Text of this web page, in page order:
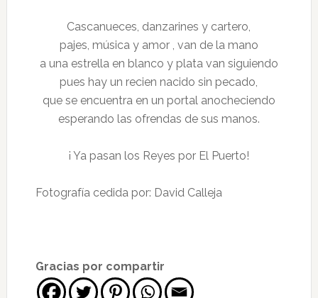
Cascanueces, danzarines y cartero,
pajes, música y amor , van de la mano
a una estrella en blanco y plata van siguiendo
pues hay un recien nacido sin pecado,
que se encuentra en un portal anocheciendo
esperando las ofrendas de sus manos.
¡ Ya pasan los Reyes por El Puerto!
Fotografía cedida por: David Calleja
Gracias por compartir